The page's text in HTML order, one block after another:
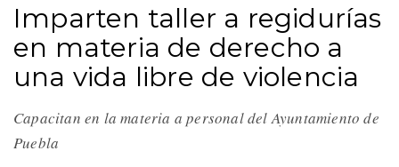
Imparten taller a regidurías
en materia de derecho a
una vida libre de violencia
Capacitan en la materia a personal del Ayuntamiento de
Puebla